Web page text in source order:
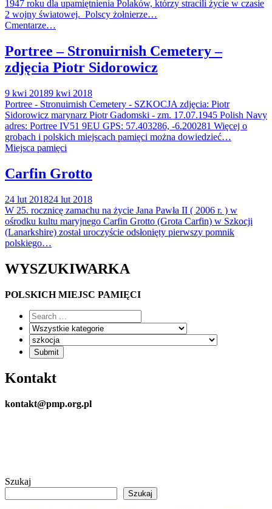
1947 roku dla upamiętnienia Polaków, którzy stracili życie w czasie
2 wojny światowej. Polscy żołnierze…
Cmentarze…
Portree – Stronuirnish Cemetery –
zdjęcia Piotr Sidorowicz
9 kwi 20189 kwi 2018
Portree - Stronuirnish Cemetery - SZKOCJA zdjęcia: Piotr
Sidorowicz marynarz Piotr Gadomski - zm. 17.07.1945 Polish Navy
adres: Portree IV51 9EU GPS: 57.403286, -6.200281 Więcej o
grobach i polskich miejscach pamięci można dowiedzieć…
Miejsca pamięci
Carfin Grotto
24 lut 201824 lut 2018
W 25. rocznicę zamachu na życie Jana Pawła II ( 2006 r. ) w
ośrodku kultu maryjnego Carfin Grotto (Grota Carfin) w Szkocji
(Lanarkshire) został uroczyście odsłonięty pierwszy pomnik
polskiego…
WYSZUKIWARKA
POLSKICH MIEJSC PAMIĘCI
Kontakt
kontakt@pmp.org.pl
Szukaj
Szukaj